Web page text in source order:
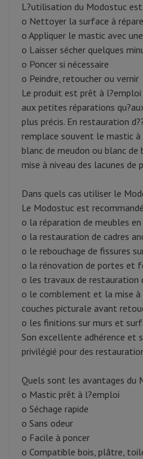
L?utilisation du Modostuc
o Nettoyer la surface à
o Appliquer le mastic avec
o Laisser sécher quelques
o Poncer si nécessaire
o Peindre, retoucher ou vernir
Le produit est prêt à
aux petites réparations
plus précis. En restauration
remplace souvent le mastic
blanc de meudon ou blanc
mise à niveau des lacunes de
Dans quels cas utiliser le
Le Modostuc est
o la réparation de meubles en
o la restauration de cadres
o le rebouchage de fissures
o la rénovation de portes et
o les travaux de restauration
o le comblement et la mise à
couches picturale avant
o les finitions sur murs et
Son excellente adhérence et
privilégié pour des
Quels sont les avantages du
o Mastic prêt à l?emploi
o Séchage rapide
o Sans odeur
o Facile à poncer
o Compatible bois, plâtre,